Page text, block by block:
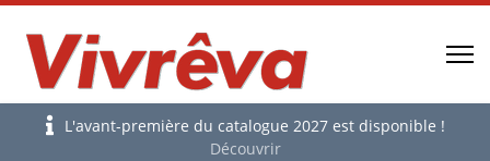
L'avant-première du catalogue 2027 est disponible !
Découvrir